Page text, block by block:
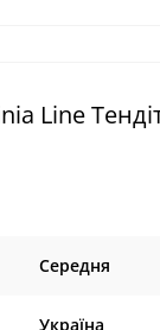
Line
Середня
Україна